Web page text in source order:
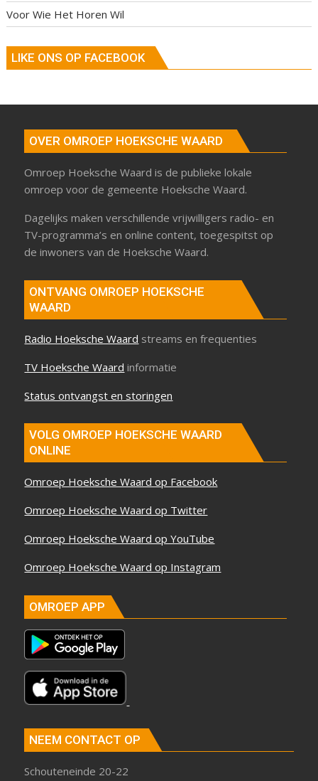
Voor Wie Het Horen Wil
LIKE ONS OP FACEBOOK
OVER OMROEP HOEKSCHE WAARD
Omroep Hoeksche Waard is de publieke lokale
omroep voor de gemeente Hoeksche Waard.
Dagelijks maken verschillende vrijwilligers radio- en
TV-programma’s en online content, toegespitst op
de inwoners van de Hoeksche Waard.
ONTVANG OMROEP HOEKSCHE
WAARD
Radio Hoeksche Waard streams en frequenties
TV Hoeksche Waard informatie
Status ontvangst en storingen
VOLG OMROEP HOEKSCHE WAARD
ONLINE
Omroep Hoeksche Waard op Facebook
Omroep Hoeksche Waard op Twitter
Omroep Hoeksche Waard op YouTube
Omroep Hoeksche Waard op Instagram
OMROEP APP
NEEM CONTACT OP
Schouteneinde 20-22